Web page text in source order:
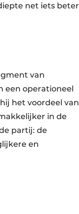
net iets beter
van
een operationeel
het voordeel van
in de
partij: de
en